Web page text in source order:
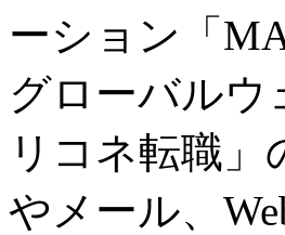
ーション「
グローバルウ
リコネ転職
やメール、